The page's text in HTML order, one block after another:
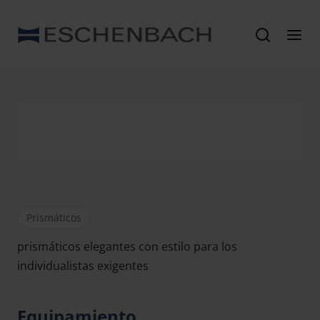
Prismáticos
prismáticos elegantes con estilo para los
individualistas exigentes